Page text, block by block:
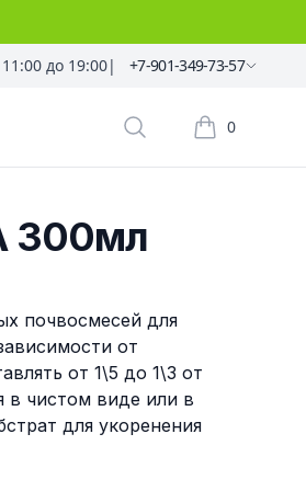
до 19:00| +7-901-349-73-57
Поиск растений
0
Корзина
300мл
почвосмесей для
от
от 1\5 до 1\3 от
в чистом виде или в
для укоренения